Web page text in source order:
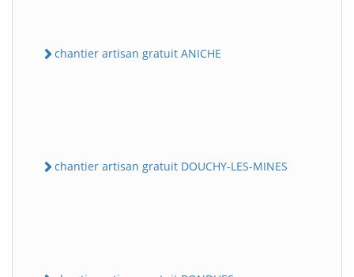
chantier artisan gratuit ANICHE
chantier artisan gratuit DOUCHY-LES-MINES